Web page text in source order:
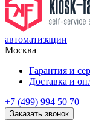
автоматизации
Москва
Гарантия и
Доставка и
+7 (499) 994 50 70
Заказать звонок